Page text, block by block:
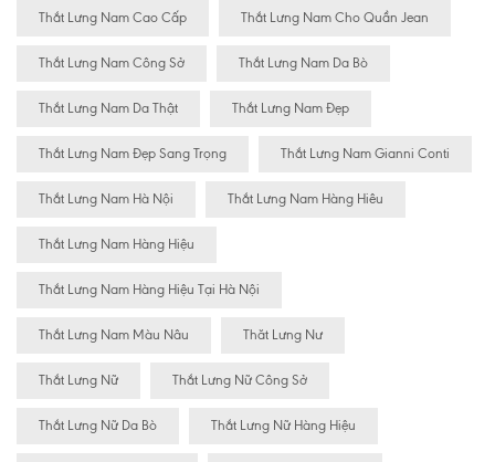
Thắt Lưng Nam Cao Cấp Thắt Lưng Nam Cho Quần Jean
Thắt Lưng Nam Công Sở Thắt Lưng Nam Da Bò
Thắt Lưng Nam Da Thật Thắt Lưng Nam Đẹp
Thắt Lưng Nam Đẹp Sang Trọng Thắt Lưng Nam Gianni Conti
Thắt Lưng Nam Hà Nội Thắt Lưng Nam Hàng Hiêu
Thắt Lưng Nam Hàng Hiệu
Thắt Lưng Nam Hàng Hiệu Tại Hà Nội
Thắt Lưng Nam Màu Nâu Thăt Lưng Nư
Thắt Lưng Nữ Thắt Lưng Nữ Công Sở
Thắt Lưng Nữ Da Bò Thắt Lưng Nữ Hàng Hiệu